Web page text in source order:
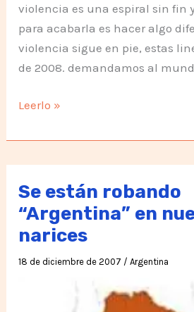
violencia es una espiral sin fin
para acabarla es hacer algo
violencia sigue en pie, estas
de 2008. demandamos al
Fraude
en
Kenia,
todo
oscurece!
Leerlo »
Se están robando
“Argentina” en
narices
18 de diciembre de 2007 /Argentina